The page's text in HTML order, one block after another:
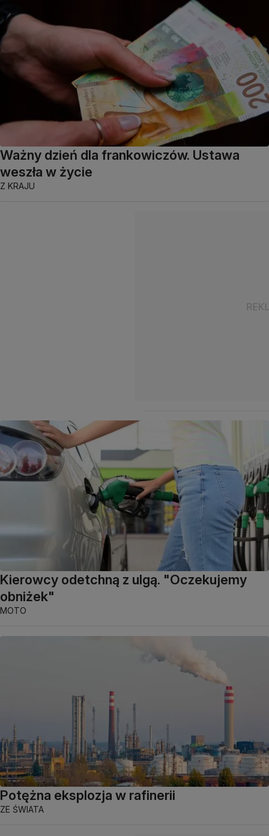
Ważny dzień dla frankowiczów. Ustawa
weszła w życie
Z KRAJU
Kierowcy odetchną z ulgą. "Oczekujemy
obniżek"
MOTO
Potężna eksplozja w rafinerii
ZE ŚWIATA